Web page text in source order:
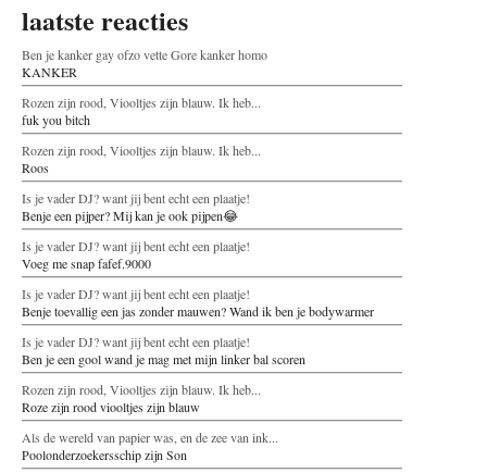
laatste reacties
Ben je kanker gay ofzo vette Gore kanker homo
KANKER
Rozen zijn rood, Viooltjes zijn blauw. Ik heb...
fuk you bitch
Rozen zijn rood, Viooltjes zijn blauw. Ik heb...
Roos
Is je vader DJ? want jij bent echt een plaatje!
Benje een pijper? Mij kan je ook pijpen😂
Is je vader DJ? want jij bent echt een plaatje!
Voeg me snap fafef.9000
Is je vader DJ? want jij bent echt een plaatje!
Benje toevallig een jas zonder mauwen? Wand ik ben je bodywarmer
Is je vader DJ? want jij bent echt een plaatje!
Ben je een gool wand je mag met mijn linker bal scoren
Rozen zijn rood, Viooltjes zijn blauw. Ik heb...
Roze zijn rood viooltjes zijn blauw
Als de wereld van papier was, en de zee van ink...
Poolonderzoekersschip zijn Son